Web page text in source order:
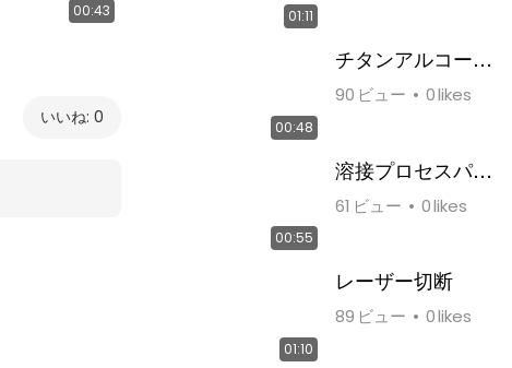
00:43
いいね: 0
01:11
00:48
チタンアルコール
バーナー
90 ビュー 0likes
00:55
溶接プロセスパー
ト1
61 ビュー 0likes
01:10
レーザー切断
89 ビュー 0likes